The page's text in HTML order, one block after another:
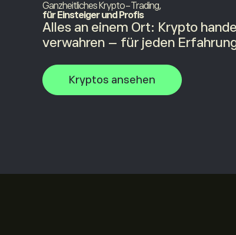
Ganzheitliches Krypto-Trading,
für Einsteiger und Profis
Alles an einem Ort: Krypto
verwahren – für jeden
Kryptos ansehen